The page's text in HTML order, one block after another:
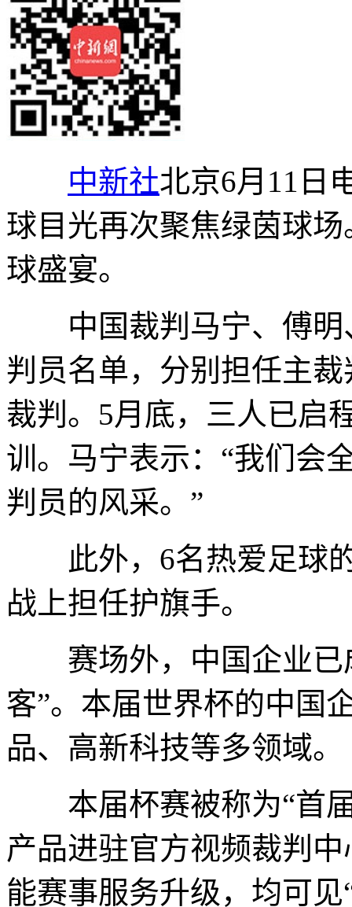
中新社北京6月11日
球目光再次聚焦绿茵球
球盛宴。
中国裁判马宁、傅明
判员名单，分别担任主
裁判。5月底，三人已启
训。马宁表示：“我们会
判员的风采。”
此外，6名热爱足球的
战上担任护旗手。
赛场外，中国企业已
客”。本届世界杯的中国
品、高新科技等多领域。
本届杯赛被称为“首届
产品进驻官方视频裁判
能赛事服务升级，均可